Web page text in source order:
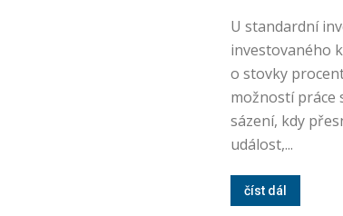
U standardní
investovaného
o stovky
možností práce
sázení, kdy
událost,...
číst dál